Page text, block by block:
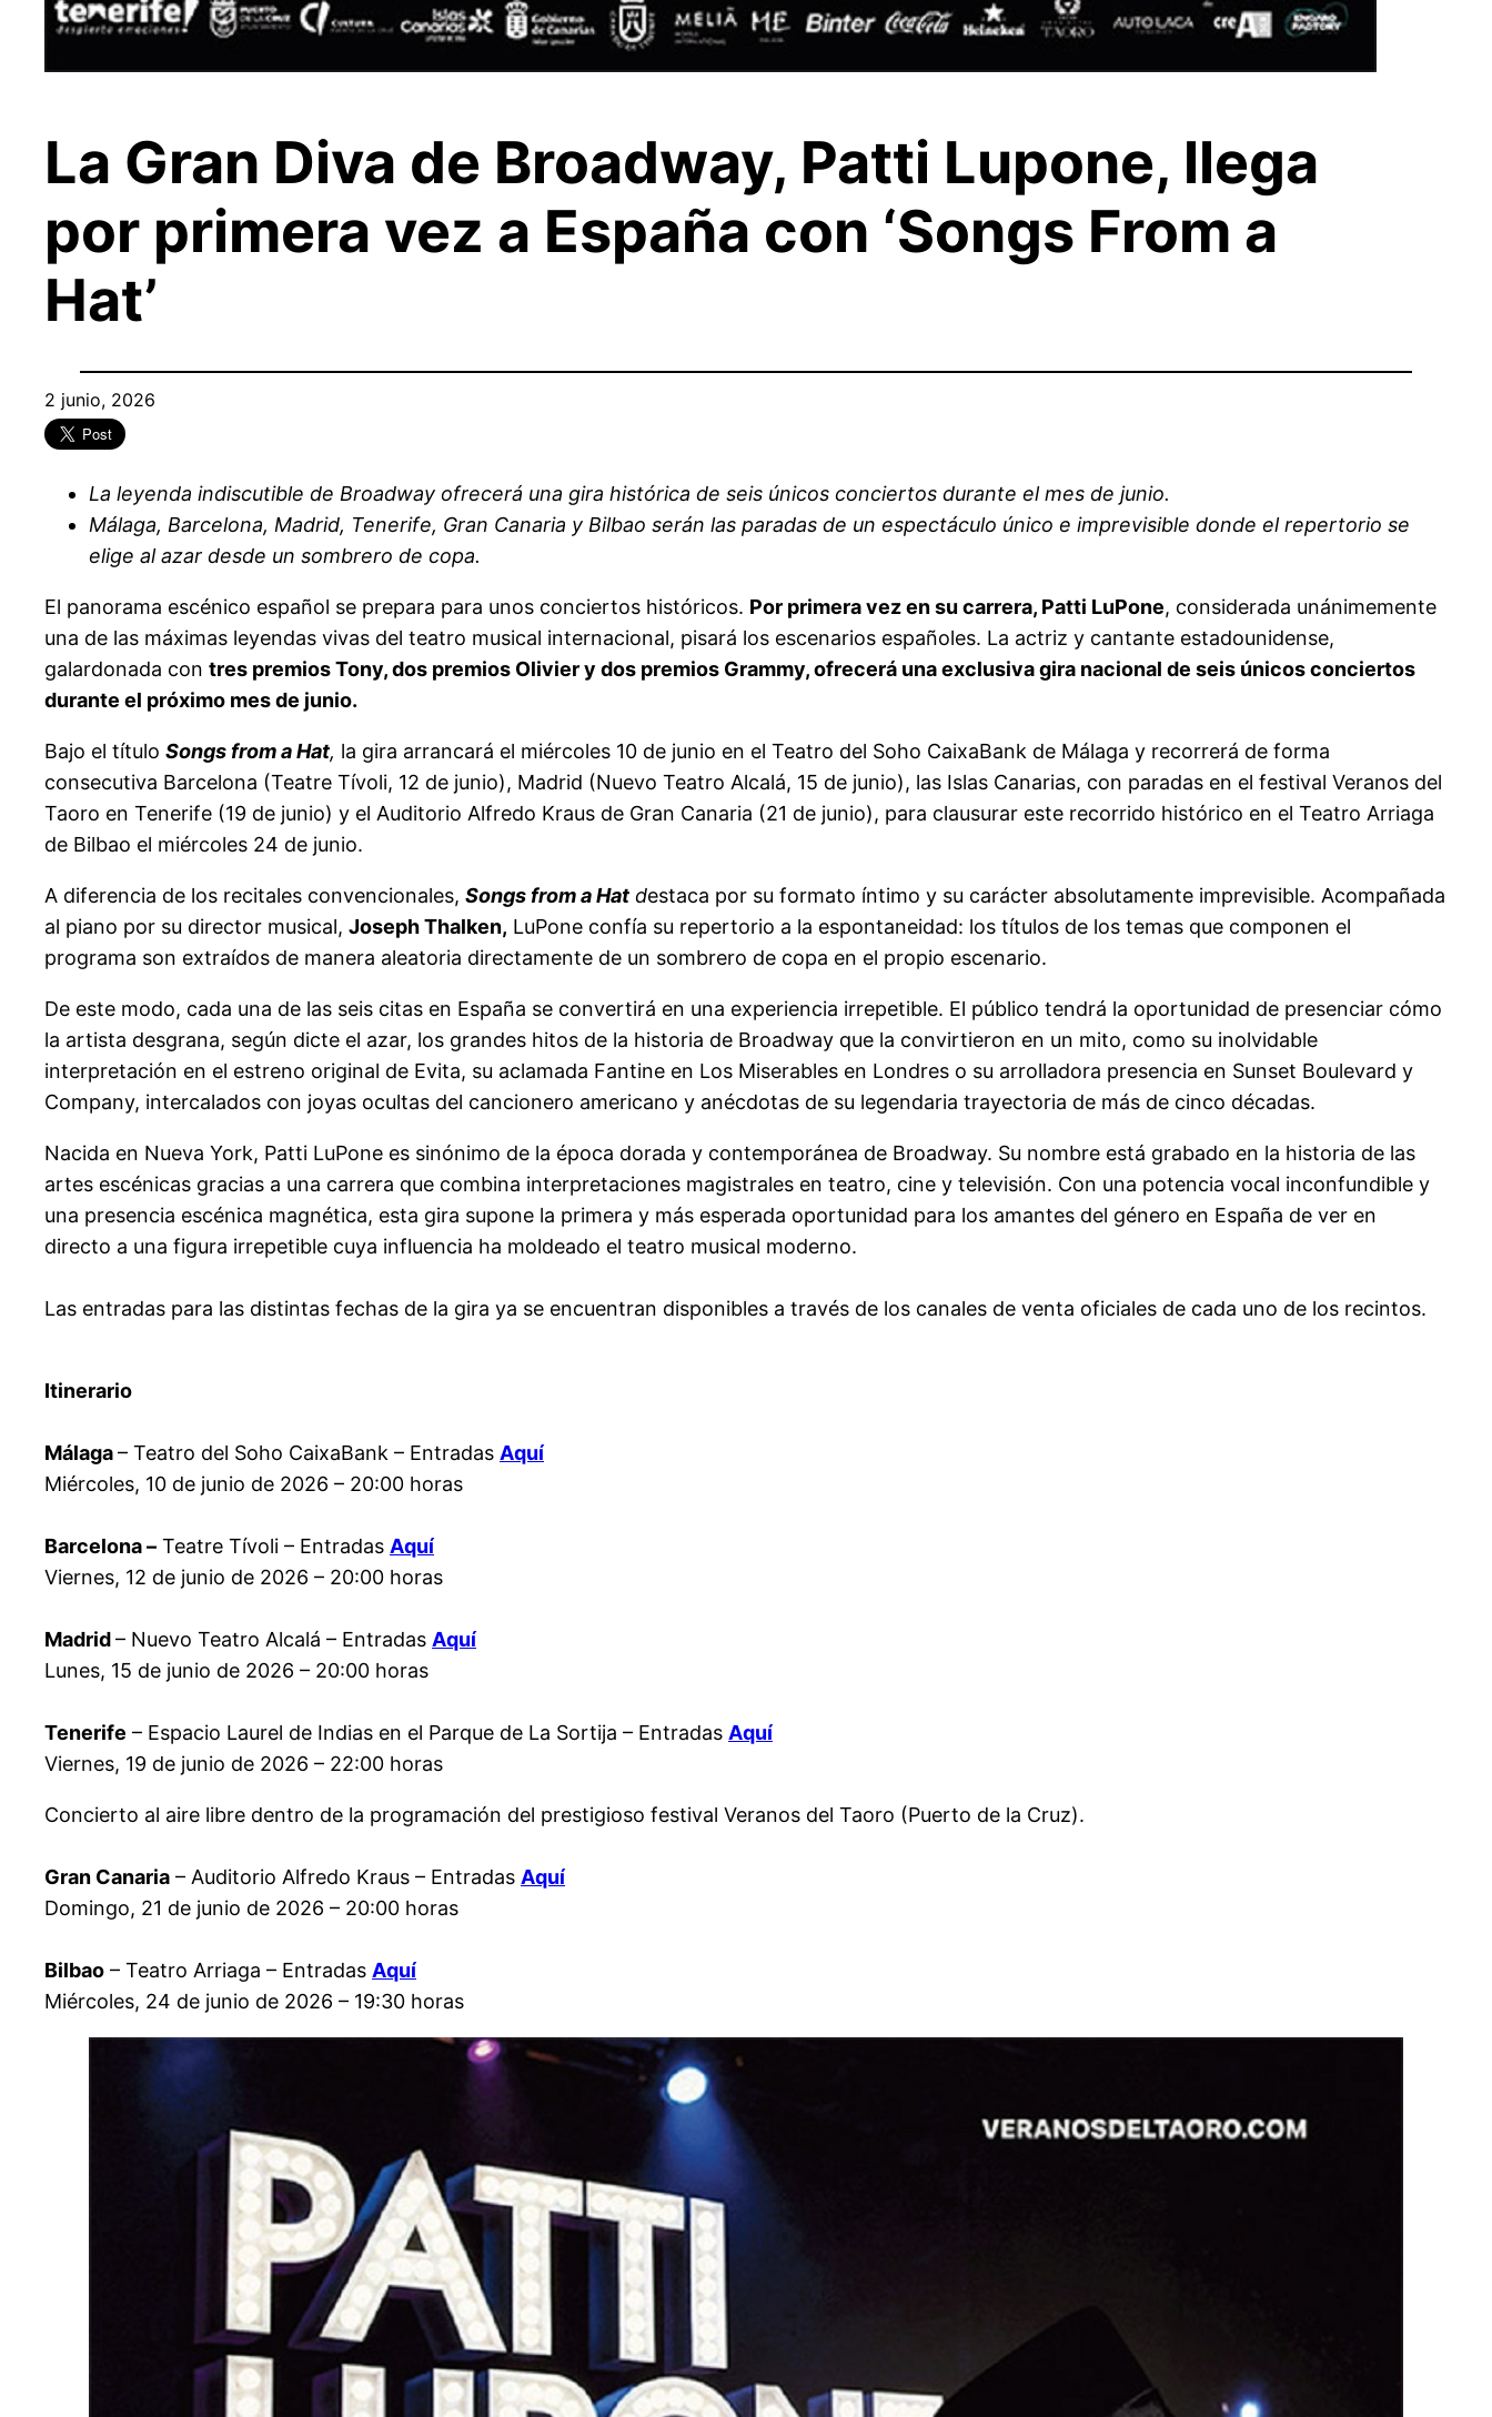
La Gran Diva de Broadway, Patti Lupone, llega
por primera vez a España con ‘Songs From a
Hat’
2 junio, 2026
La leyenda indiscutible de Broadway ofrecerá una gira histórica de seis únicos conciertos durante el mes de junio.
Málaga, Barcelona, Madrid, Tenerife, Gran Canaria y Bilbao serán las paradas de un espectáculo único e imprevisible donde el repertorio se
elige al azar desde un sombrero de copa.
El panorama escénico español se prepara para unos conciertos históricos. Por primera vez en su carrera, Patti LuPone, considerada unánimemente
una de las máximas leyendas vivas del teatro musical internacional, pisará los escenarios españoles. La actriz y cantante estadounidense,
galardonada con tres premios Tony, dos premios Olivier y dos premios Grammy, ofrecerá una exclusiva gira nacional de seis únicos conciertos
durante el próximo mes de junio.
Bajo el título Songs from a Hat, la gira arrancará el miércoles 10 de junio en el Teatro del Soho CaixaBank de Málaga y recorrerá de forma
consecutiva Barcelona (Teatre Tívoli, 12 de junio), Madrid (Nuevo Teatro Alcalá, 15 de junio), las Islas Canarias, con paradas en el festival Veranos del
Taoro en Tenerife (19 de junio) y el Auditorio Alfredo Kraus de Gran Canaria (21 de junio), para clausurar este recorrido histórico en el Teatro Arriaga
de Bilbao el miércoles 24 de junio.
A diferencia de los recitales convencionales, Songs from a Hat destaca por su formato íntimo y su carácter absolutamente imprevisible. Acompañada
al piano por su director musical, Joseph Thalken, LuPone confía su repertorio a la espontaneidad: los títulos de los temas que componen el
programa son extraídos de manera aleatoria directamente de un sombrero de copa en el propio escenario.
De este modo, cada una de las seis citas en España se convertirá en una experiencia irrepetible. El público tendrá la oportunidad de presenciar cómo
la artista desgrana, según dicte el azar, los grandes hitos de la historia de Broadway que la convirtieron en un mito, como su inolvidable
interpretación en el estreno original de Evita, su aclamada Fantine en Los Miserables en Londres o su arrolladora presencia en Sunset Boulevard y
Company, intercalados con joyas ocultas del cancionero americano y anécdotas de su legendaria trayectoria de más de cinco décadas.
Nacida en Nueva York, Patti LuPone es sinónimo de la época dorada y contemporánea de Broadway. Su nombre está grabado en la historia de las
artes escénicas gracias a una carrera que combina interpretaciones magistrales en teatro, cine y televisión. Con una potencia vocal inconfundible y
una presencia escénica magnética, esta gira supone la primera y más esperada oportunidad para los amantes del género en España de ver en
directo a una figura irrepetible cuya influencia ha moldeado el teatro musical moderno.
Las entradas para las distintas fechas de la gira ya se encuentran disponibles a través de los canales de venta oficiales de cada uno de los recintos.
Itinerario
Málaga– Teatro del Soho CaixaBank – Entradas Aquí
Miércoles, 10 de junio de 2026 – 20:00 horas
Barcelona – Teatre Tívoli – Entradas Aquí
Viernes, 12 de junio de 2026 – 20:00 horas
Madrid– Nuevo Teatro Alcalá – Entradas Aquí
Lunes, 15 de junio de 2026 – 20:00 horas
Tenerife – Espacio Laurel de Indias en el Parque de La Sortija – Entradas Aquí
Viernes, 19 de junio de 2026 – 22:00 horas
Concierto al aire libre dentro de la programación del prestigioso festival Veranos del Taoro (Puerto de la Cruz).
Gran Canaria – Auditorio Alfredo Kraus – Entradas Aquí
Domingo, 21 de junio de 2026 – 20:00 horas
Bilbao – Teatro Arriaga – Entradas Aquí
Miércoles, 24 de junio de 2026 – 19:30 horas